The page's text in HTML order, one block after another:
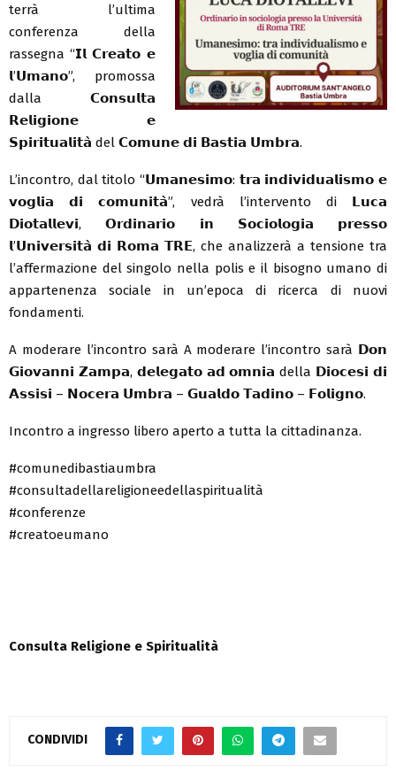
terrà l’ultima
conferenza della
rassegna “𝗜𝗹 𝗖𝗿𝗲𝗮𝘁𝗼 𝗲
𝗹’𝗨𝗺𝗮𝗻𝗼”, promossa
dalla 𝗖𝗼𝗻𝘀𝘂𝗹𝘁𝗮
𝗥𝗲𝗹𝗶𝗴𝗶𝗼𝗻𝗲 𝗲
𝗦𝗽𝗶𝗿𝗶𝘁𝘂𝗮𝗹𝗶𝘁𝗮̀ del 𝗖𝗼𝗺𝘂𝗻𝗲 𝗱𝗶 𝗕𝗮𝘀𝘁𝗶𝗮 𝗨𝗺𝗯𝗿𝗮.
L’incontro, dal titolo “𝗨𝗺𝗮𝗻𝗲𝘀𝗶𝗺𝗼: 𝘁𝗿𝗮 𝗶𝗻𝗱𝗶𝘃𝗶𝗱𝘂𝗮𝗹𝗶𝘀𝗺𝗼 𝗲
𝘃𝗼𝗴𝗹𝗶𝗮 𝗱𝗶 𝗰𝗼𝗺𝘂𝗻𝗶𝘁𝗮̀”, vedrà l’intervento di 𝗟𝘂𝗰𝗮
𝗗𝗶𝗼𝘁𝗮𝗹𝗹𝗲𝘃𝗶, 𝗢𝗿𝗱𝗶𝗻𝗮𝗿𝗶𝗼 𝗶𝗻 𝗦𝗼𝗰𝗶𝗼𝗹𝗼𝗴𝗶𝗮 𝗽𝗿𝗲𝘀𝘀𝗼
𝗹’𝗨𝗻𝗶𝘃𝗲𝗿𝘀𝗶𝘁𝗮̀ 𝗱𝗶 𝗥𝗼𝗺𝗮 𝗧𝗥𝗘, che analizzerà a tensione tra
l’affermazione del singolo nella polis e il bisogno umano di
appartenenza sociale in un’epoca di ricerca di nuovi
fondamenti.
A moderare l’incontro sarà A moderare l’incontro sarà 𝗗𝗼𝗻
𝗚𝗶𝗼𝘃𝗮𝗻𝗻𝗶 𝗭𝗮𝗺𝗽𝗮, 𝗱𝗲𝗹𝗲𝗴𝗮𝘁𝗼 𝗮𝗱 𝗼𝗺𝗻𝗶𝗮 della 𝗗𝗶𝗼𝗰𝗲𝘀𝗶 𝗱𝗶
𝗔𝘀𝘀𝗶𝘀𝗶 – 𝗡𝗼𝗰𝗲𝗿𝗮 𝗨𝗺𝗯𝗿𝗮 – 𝗚𝘂𝗮𝗹𝗱𝗼 𝗧𝗮𝗱𝗶𝗻𝗼 – 𝗙𝗼𝗹𝗶𝗴𝗻𝗼.
Incontro a ingresso libero aperto a tutta la cittadinanza.
#comunedibastiaumbra
#consultadellareligioneedellaspiritualità
#conferenze
#creatoeumano
Consulta Religione e Spiritualità
CONDIVIDI